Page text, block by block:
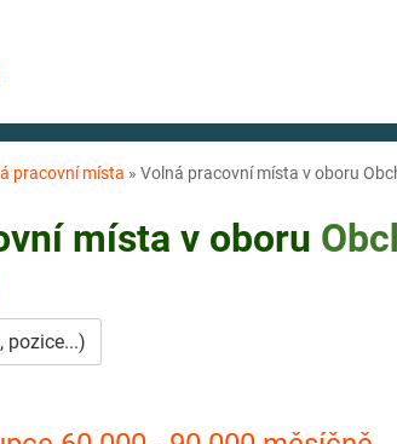
pracovní místa » Volná pracovní místa v oboru
místa v oboru
pozice...)